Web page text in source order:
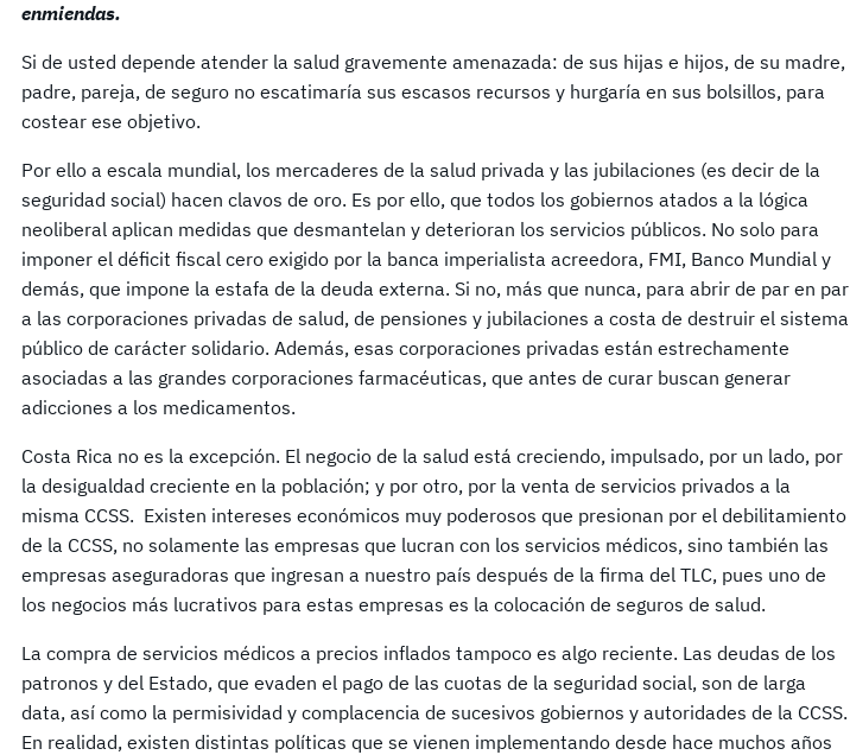
enmiendas.
Si de usted depende atender la salud gravemente amenazada: de sus hijas e hijos, de su madre,
padre, pareja, de seguro no escatimaría sus escasos recursos y hurgaría en sus bolsillos, para
costear ese objetivo.
Por ello a escala mundial, los mercaderes de la salud privada y las jubilaciones (es decir de la
seguridad social) hacen clavos de oro. Es por ello, que todos los gobiernos atados a la lógica
neoliberal aplican medidas que desmantelan y deterioran los servicios públicos. No solo para
imponer el déficit fiscal cero exigido por la banca imperialista acreedora, FMI, Banco Mundial y
demás, que impone la estafa de la deuda externa. Si no, más que nunca, para abrir de par en par
a las corporaciones privadas de salud, de pensiones y jubilaciones a costa de destruir el sistema
público de carácter solidario. Además, esas corporaciones privadas están estrechamente
asociadas a las grandes corporaciones farmacéuticas, que antes de curar buscan generar
adicciones a los medicamentos.
Costa Rica no es la excepción. El negocio de la salud está creciendo, impulsado, por un lado, por
la desigualdad creciente en la población; y por otro, por la venta de servicios privados a la
misma CCSS. Existen intereses económicos muy poderosos que presionan por el debilitamiento
de la CCSS, no solamente las empresas que lucran con los servicios médicos, sino también las
empresas aseguradoras que ingresan a nuestro país después de la firma del TLC, pues uno de
los negocios más lucrativos para estas empresas es la colocación de seguros de salud.
La compra de servicios médicos a precios inflados tampoco es algo reciente. Las deudas de los
patronos y del Estado, que evaden el pago de las cuotas de la seguridad social, son de larga
data, así como la permisividad y complacencia de sucesivos gobiernos y autoridades de la CCSS.
En realidad, existen distintas políticas que se vienen implementando desde hace muchos años